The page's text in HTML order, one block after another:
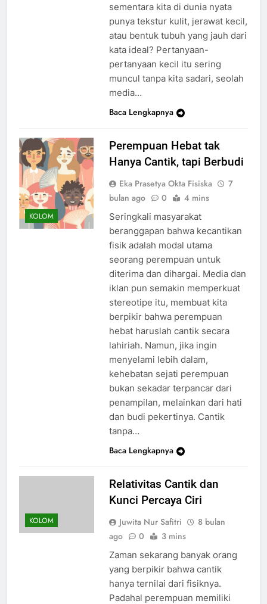
sementara kita di dunia nyata
punya tekstur kulit, jerawat kecil,
atau bentuk tubuh yang jauh dari
kata ideal? Pertanyaan-
pertanyaan kecil itu sering
muncul tanpa kita sadari, seolah
media…
Baca Lengkapnya
KOLOM
Perempuan Hebat tak
Hanya Cantik, tapi Berbudi
Eka Prasetya Okta Fisiska
7
bulan ago
0 4 mins
Seringkali masyarakat
beranggapan bahwa kecantikan
fisik adalah modal utama
seorang perempuan untuk
diterima dan dihargai. Media dan
iklan pun semakin memperkuat
stereotipe itu, membuat kita
berpikir bahwa perempuan
hebat haruslah cantik secara
lahiriah. Namun, jika ingin
menyelami lebih dalam,
kehebatan sejati perempuan
bukan sekadar terpancar dari
penampilan, melainkan dari hati
dan budi pekertinya. Cantik
tanpa…
Baca Lengkapnya
KOLOM
Relativitas Cantik dan
Kunci Percaya Ciri
Juwita Nur Safitri
8 bulan
ago
0 3 mins
Zaman sekarang banyak orang
yang berpikir bahwa cantik
hanya ternilai dari fisiknya.
Padahal perempuan memiliki